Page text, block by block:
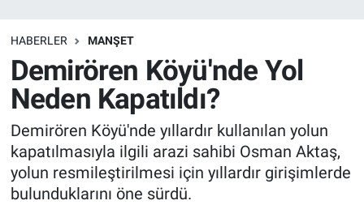
HABERLER MANŞET
Demirören Köyü'nde Yol
Neden Kapatıldı?
Demirören Köyü'nde yıllardır kullanılan yolun
kapatılmasıyla ilgili arazi sahibi Osman Aktaş,
yolun resmileştirilmesi için yıllardır girişimlerde
bulunduklarını öne sürdü.
Köşe Yazarları
Kültür Sanat
Manşet
Resmi İlanlar